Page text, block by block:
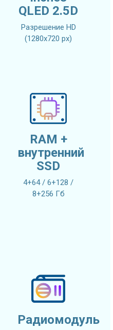
QLED 2.5D
Разрешение HD
(1280х720 px)
RAM +
внутренний
SSD
4+64 / 6+128 /
8+256 Гб
Радиомодуль